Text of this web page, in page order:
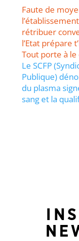
Faute de
rétribuer
l’Etat prépare
Tout porte à le
Le SCFP
Publique)
du plasma
sang et la